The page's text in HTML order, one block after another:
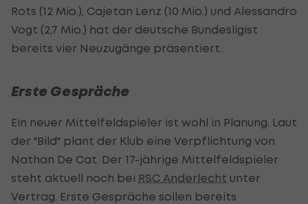
Rots (12 Mio.), Cajetan Lenz (10 Mio.) und Alessandro
Vogt (2,7 Mio.) hat der deutsche Bundesligist
bereits vier Neuzugänge präsentiert.
Erste Gespräche
Ein neuer Mittelfeldspieler ist wohl in Planung. Laut
der "Bild" plant der Klub eine Verpflichtung von
Nathan De Cat. Der 17-jährige Mittelfeldspieler
steht aktuell noch bei RSC Anderlecht unter
Vertrag. Erste Gespräche sollen bereits